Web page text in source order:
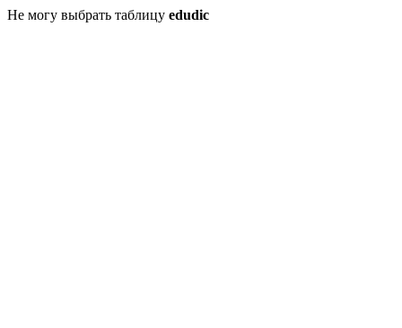
Не могу выбрать таблицу edudic